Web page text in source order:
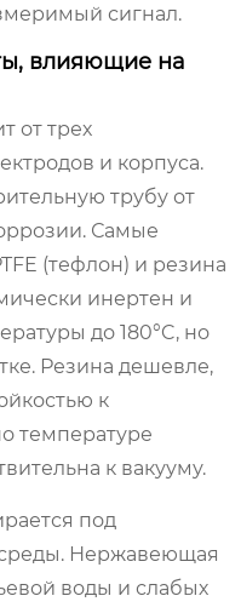
сигнал.
влияющие на
от трех
и корпуса.
трубу от
Самые
(тефлон) и резина
инертен и
до 180°C, но
Резина дешевле,
к
температуре
к вакууму.
под
Нержавеющая
воды и слабых